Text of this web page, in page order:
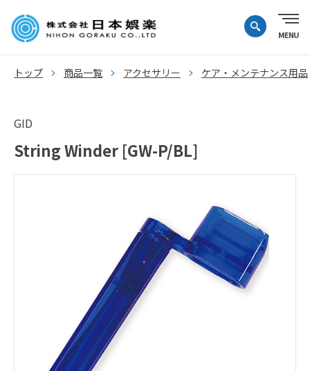
トップ 商品一覧 アクセサリー ケア・メンテナンス用品
GID
String Winder [GW-P/BL]